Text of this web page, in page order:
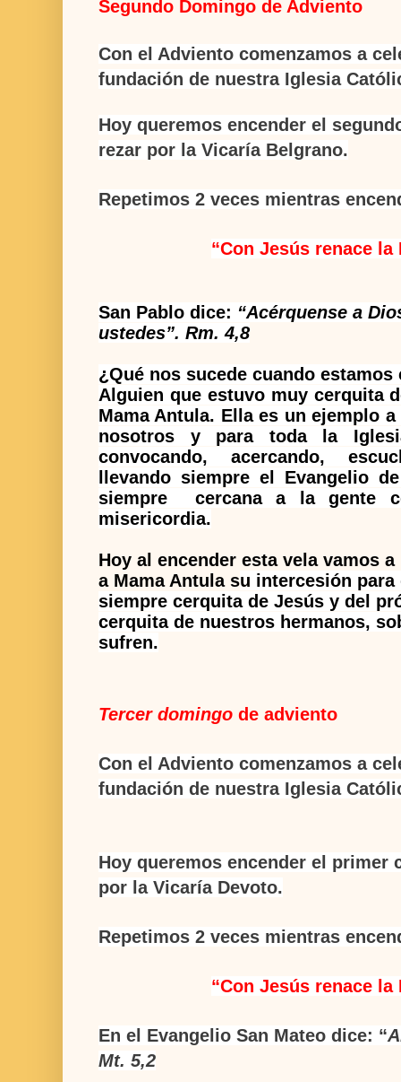
Segundo Domingo de Adviento
Con el Adviento comenzamos a
fundación de nuestra Iglesia
Hoy queremos encender el
rezar por la Vicaría Belgrano.
Repetimos 2 veces mientras
“Con Jesús renace la
San Pablo dice: “Acérquense a
ustedes”. Rm. 4,8
¿Qué nos sucede cuando
Alguien que estuvo muy cerquita
Mama Antula. Ella es un ejemplo
nosotros y para toda la
convocando, acercando,
llevando siempre el Evangelio
siempre
cercana a la gente
misericordia.
Hoy al encender esta vela vamos
a Mama Antula su intercesión para
siempre cerquita de Jesús y del
cerquita de nuestros hermanos,
sufren.
Tercer domingo de adviento
Con el Adviento comenzamos a
fundación de nuestra Iglesia
Hoy queremos encender el primer
por la Vicaría Devoto.
Repetimos 2 veces mientras
“Con Jesús renace la
En el Evangelio San Mateo dice: “
Mt. 5,2